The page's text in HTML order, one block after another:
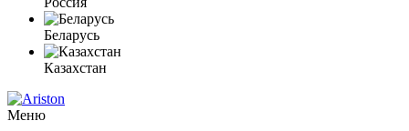
Беларусь
Казахстан
Меню